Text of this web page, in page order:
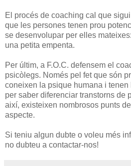
El procés de coaching cal que
que les persones tenen prou
se desenvolupar per elles
una petita empenta.
Per últim, a F.O.C. defensem el
psicòlegs. Només pel fet que són
coneixen la psique humana i
per saber diferenciar transtorns de
així, existeixen nombrosos punts
aspecte.
Si teniu algun dubte o voleu més
no dubteu a contactar-nos!